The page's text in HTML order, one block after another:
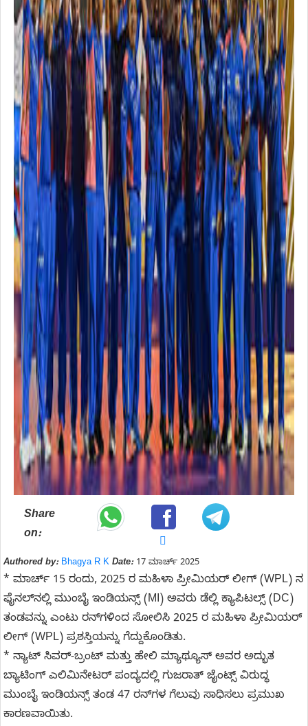
Share
on:
Authored by: Bhagya R K Date:17 ಮಾರ್ಚ್ 2025
* ಮಾರ್ಚ್ 15 ರಂದು, 2025 ರ ಮಹಿಳಾ ಪ್ರೀಮಿಯರ್ ಲೀಗ್ (WPL) ನ
ಫೈನಲ್‌ನಲ್ಲಿ ಮುಂಬೈ ಇಂಡಿಯನ್ಸ್ (MI) ಅವರು ಡೆಲ್ಲಿ ಕ್ಯಾಪಿಟಲ್ಸ್ (DC)
ತಂಡವನ್ನು ಎಂಟು ರನ್‌ಗಳಿಂದ ಸೋಲಿಸಿ 2025 ರ ಮಹಿಳಾ ಪ್ರೀಮಿಯರ್
ಲೀಗ್ (WPL) ಪ್ರಶಸ್ತಿಯನ್ನು ಗೆದ್ದುಕೊಂಡಿತು.
* ನ್ಯಾಟ್ ಸಿವರ್-ಬ್ರಂಟ್ ಮತ್ತು ಹೇಲಿ ಮ್ಯಾಥ್ಯೂಸ್ ಅವರ ಅದ್ಭುತ
ಬ್ಯಾಟಿಂಗ್ ಎಲಿಮಿನೇಟರ್ ಪಂದ್ಯದಲ್ಲಿ ಗುಜರಾತ್ ಜೈಂಟ್ಸ್ ವಿರುದ್ಧ
ಮುಂಬೈ ಇಂಡಿಯನ್ಸ್ ತಂಡ 47 ರನ್‌ಗಳ ಗೆಲುವು ಸಾಧಿಸಲು ಪ್ರಮುಖ
ಕಾರಣವಾಯಿತು.